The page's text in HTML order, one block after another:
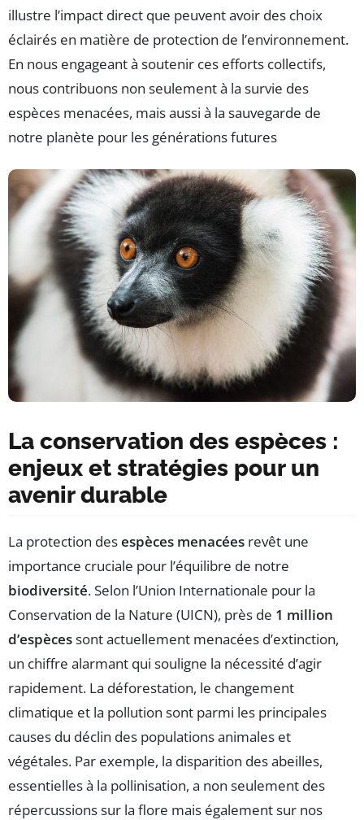
illustre l’impact direct que peuvent avoir des choix
éclairés en matière de protection de l’environnement.
En nous engageant à soutenir ces efforts collectifs,
nous contribuons non seulement à la survie des
espèces menacées, mais aussi à la sauvegarde de
notre planète pour les générations futures
La conservation des espèces :
enjeux et stratégies pour un
avenir durable
La protection desespèces menacées revêt une
importance cruciale pour l’équilibre de notre
biodiversité. Selon l’Union Internationale pour la
Conservation de la Nature (UICN), près de 1 million
d’espècessont actuellement menacées d’extinction,
un chiffre alarmant qui souligne la nécessité d’agir
rapidement. La déforestation, le changement
climatique et la pollution sont parmi les principales
causes du déclin des populations animales et
végétales. Par exemple, la disparition des abeilles,
essentielles à la pollinisation, a non seulement des
répercussions sur la flore mais également sur nos